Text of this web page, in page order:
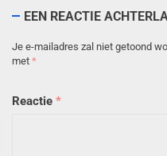
EEN REACTIE
Je e-mailadres zal niet getoond
met *
Reactie *